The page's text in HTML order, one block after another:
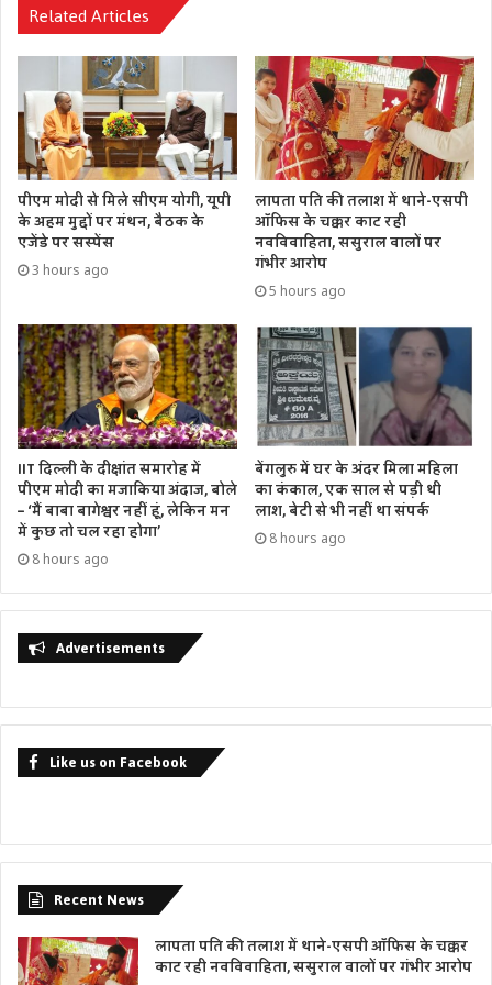
Related Articles
पीएम मोदी से मिले सीएम योगी, यूपी
के अहम मुद्दों पर मंथन, बैठक के
एजेंडे पर सस्पेंस
3 hours ago
लापता पति की तलाश में थाने-एसपी
ऑफिस के चक्कर काट रही
नवविवाहिता, ससुराल वालों पर
गंभीर आरोप
5 hours ago
IIT दिल्ली के दीक्षांत समारोह में
पीएम मोदी का मजाकिया अंदाज, बोले
– ‘मैं बाबा बागेश्वर नहीं हूं, लेकिन मन
में कुछ तो चल रहा होगा’
8 hours ago
बेंगलुरु में घर के अंदर मिला महिला
का कंकाल, एक साल से पड़ी थी
लाश, बेटी से भी नहीं था संपर्क
8 hours ago
Advertisements
Like us on Facebook
Recent News
लापता पति की तलाश में थाने-एसपी ऑफिस के चक्कर
काट रही नवविवाहिता, ससुराल वालों पर गंभीर आरोप